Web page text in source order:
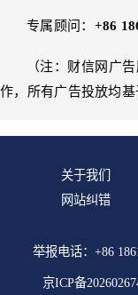
专属顾问： +86
（注：财信网广
作，所有广告投放均基
关于我们
网站纠错
举报电话：+86
京ICP备